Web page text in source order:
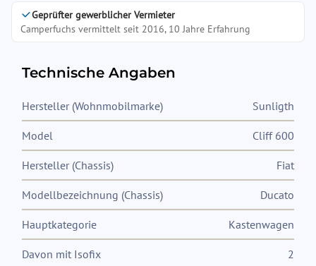
Geprüfter gewerblicher Vermieter
Camperfuchs vermittelt seit 2016, 10 Jahre Erfahrung
Technische Angaben
Hersteller (Wohnmobilmarke) Sunligth
Model Cliff 600
Hersteller (Chassis) Fiat
Modellbezeichnung (Chassis) Ducato
Hauptkategorie Kastenwagen
Davon mit Isofix 2